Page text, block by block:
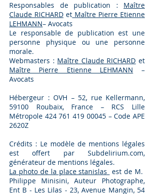
Responsables de publication : Maître
Claude RICHARD et Maître Pierre Etienne
LEHMANN– Avocats
Le responsable de publication est une
personne physique ou une personne
morale.
Webmasters : Maître Claude RICHARD et
Maître Pierre Etienne LEHMANN
–
Avocats
Hébergeur : OVH – 52, rue Kellermann,
59100 Roubaix, France –RCS Lille
Métropole 424 761 419 00045 – Code APE
2620Z
Crédits : Le modèle de mentions légales
est offert par Subdelirium.com,
générateur de mentions légales.
La photo de la place stanislas est de M.
Philippe Minisini, Auteur Photographe,
Ent B - Les Lilas - 23, Avenue Mangin, 54